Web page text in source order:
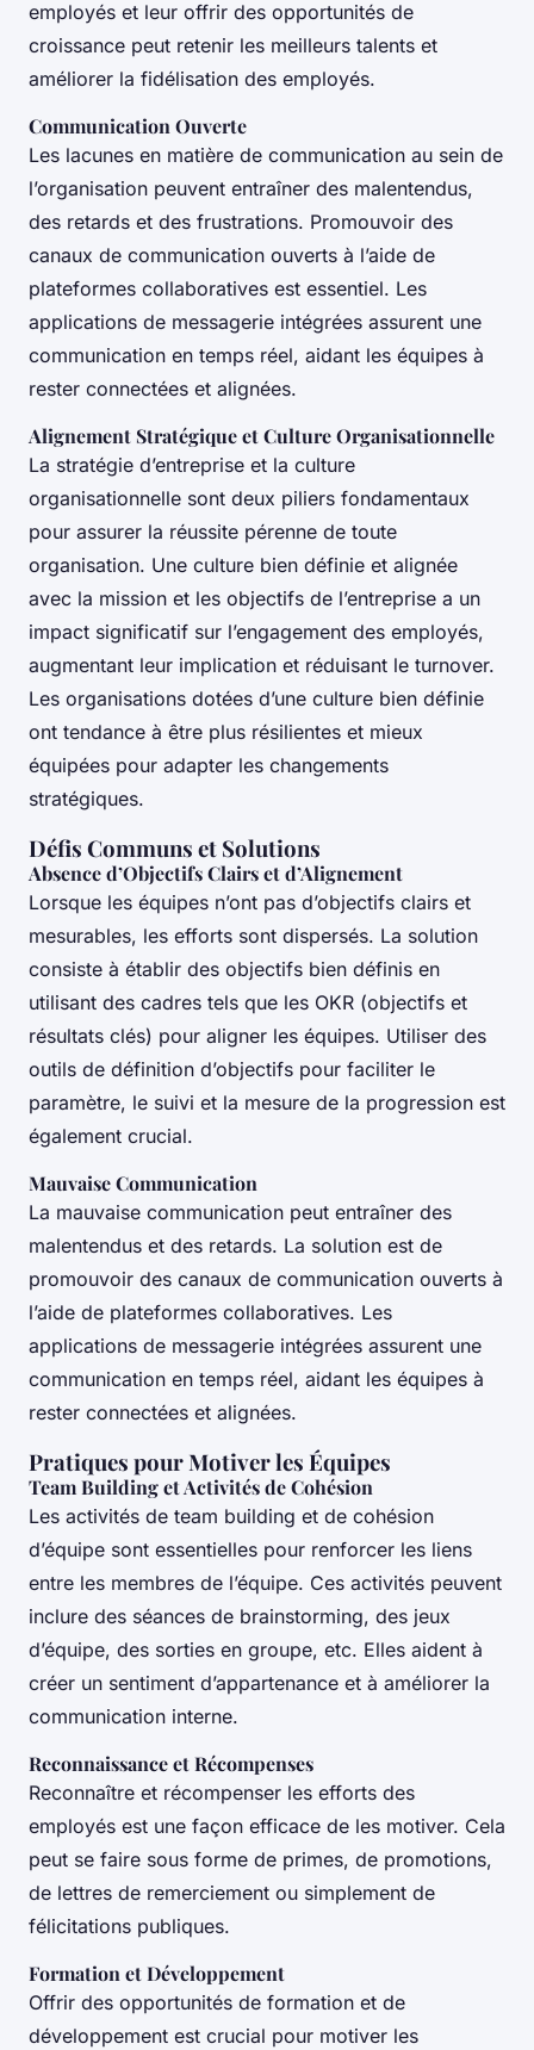
employés et leur offrir des opportunités de
croissance peut retenir les meilleurs talents et
améliorer la fidélisation des employés.
Communication Ouverte
Les lacunes en matière de communication au sein de
l’organisation peuvent entraîner des malentendus,
des retards et des frustrations. Promouvoir des
canaux de communication ouverts à l’aide de
plateformes collaboratives est essentiel. Les
applications de messagerie intégrées assurent une
communication en temps réel, aidant les équipes à
rester connectées et alignées.
Alignement Stratégique et Culture Organisationnelle
La stratégie d’entreprise et la culture
organisationnelle sont deux piliers fondamentaux
pour assurer la réussite pérenne de toute
organisation. Une culture bien définie et alignée
avec la mission et les objectifs de l’entreprise a un
impact significatif sur l’engagement des employés,
augmentant leur implication et réduisant le turnover.
Les organisations dotées d’une culture bien définie
ont tendance à être plus résilientes et mieux
équipées pour adapter les changements
stratégiques.
Défis Communs et Solutions
Absence d’Objectifs Clairs et d’Alignement
Lorsque les équipes n’ont pas d’objectifs clairs et
mesurables, les efforts sont dispersés. La solution
consiste à établir des objectifs bien définis en
utilisant des cadres tels que les OKR (objectifs et
résultats clés) pour aligner les équipes. Utiliser des
outils de définition d’objectifs pour faciliter le
paramètre, le suivi et la mesure de la progression est
également crucial.
Mauvaise Communication
La mauvaise communication peut entraîner des
malentendus et des retards. La solution est de
promouvoir des canaux de communication ouverts à
l’aide de plateformes collaboratives. Les
applications de messagerie intégrées assurent une
communication en temps réel, aidant les équipes à
rester connectées et alignées.
Pratiques pour Motiver les Équipes
Team Building et Activités de Cohésion
Les activités de team building et de cohésion
d’équipe sont essentielles pour renforcer les liens
entre les membres de l’équipe. Ces activités peuvent
inclure des séances de brainstorming, des jeux
d’équipe, des sorties en groupe, etc. Elles aident à
créer un sentiment d’appartenance et à améliorer la
communication interne.
Reconnaissance et Récompenses
Reconnaître et récompenser les efforts des
employés est une façon efficace de les motiver. Cela
peut se faire sous forme de primes, de promotions,
de lettres de remerciement ou simplement de
félicitations publiques.
Formation et Développement
Offrir des opportunités de formation et de
développement est crucial pour motiver les